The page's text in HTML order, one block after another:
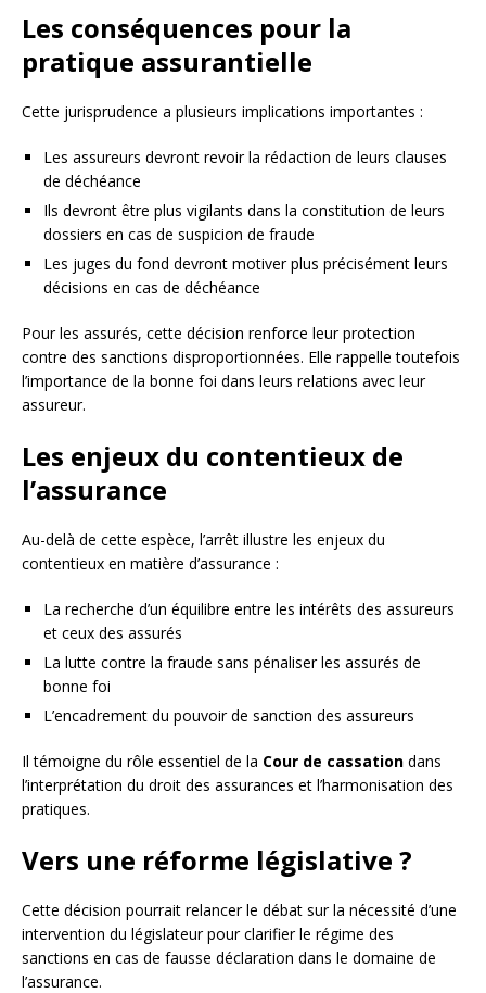
Les conséquences pour la
pratique assurantielle
Cette jurisprudence a plusieurs implications importantes :
Les assureurs devront revoir la rédaction de leurs clauses
de déchéance
Ils devront être plus vigilants dans la constitution de leurs
dossiers en cas de suspicion de fraude
Les juges du fond devront motiver plus précisément leurs
décisions en cas de déchéance
Pour les assurés, cette décision renforce leur protection
contre des sanctions disproportionnées. Elle rappelle toutefois
l’importance de la bonne foi dans leurs relations avec leur
assureur.
Les enjeux du contentieux de
l’assurance
Au-delà de cette espèce, l’arrêt illustre les enjeux du
contentieux en matière d’assurance :
La recherche d’un équilibre entre les intérêts des assureurs
et ceux des assurés
La lutte contre la fraude sans pénaliser les assurés de
bonne foi
L’encadrement du pouvoir de sanction des assureurs
Il témoigne du rôle essentiel de la Cour de cassation dans
l’interprétation du droit des assurances et l’harmonisation des
pratiques.
Vers une réforme législative ?
Cette décision pourrait relancer le débat sur la nécessité d’une
intervention du législateur pour clarifier le régime des
sanctions en cas de fausse déclaration dans le domaine de
l’assurance.